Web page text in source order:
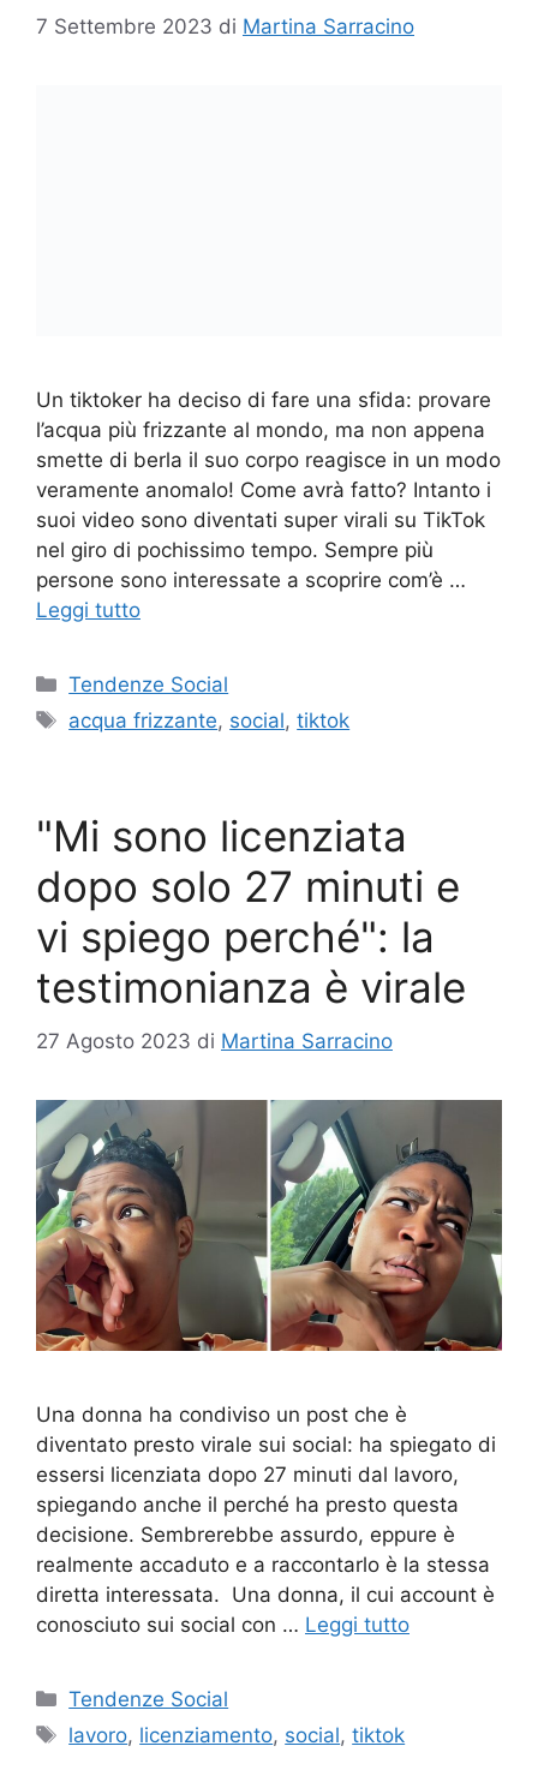
7 Settembre 2023 di Martina Sarracino
Un tiktoker ha deciso di fare una sfida: provare
l’acqua più frizzante al mondo, ma non appena
smette di berla il suo corpo reagisce in un modo
veramente anomalo! Come avrà fatto? Intanto i
suoi video sono diventati super virali su TikTok
nel giro di pochissimo tempo. Sempre più
persone sono interessate a scoprire com’è …
Leggi tutto
Categorie
Tendenze Social
Tag
acqua frizzante, social,tiktok
"Mi sono licenziata
dopo solo 27 minuti e
vi spiego perché": la
testimonianza è virale
27 Agosto 2023 di Martina Sarracino
Una donna ha condiviso un post che è
diventato presto virale sui social: ha spiegato di
essersi licenziata dopo 27 minuti dal lavoro,
spiegando anche il perché ha presto questa
decisione. Sembrerebbe assurdo, eppure è
realmente accaduto e a raccontarlo è la stessa
diretta interessata. Una donna, il cui account è
conosciuto sui social con … Leggi tutto
Categorie
Tendenze Social
Tag
lavoro, licenziamento, social,tiktok